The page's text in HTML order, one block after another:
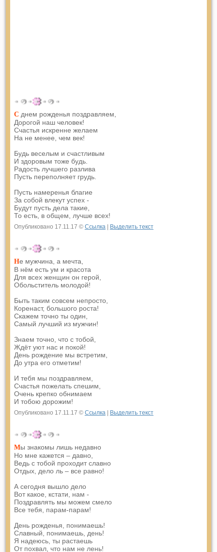
С днем рожденья поздравляем,
Дорогой наш человек!
Счастья искренне желаем
На не менее, чем век!
Будь веселым и счастливым
И здоровым тоже будь.
Радость лучшего разлива
Пусть переполняет грудь.
Пусть намеренья благие
За собой влекут успех -
Будут пусть дела такие,
То есть, в общем, лучше всех!
Опубликовано 17.11.17 © Ссылка| Выделить текст
Не мужчина, а мечта,
В нём есть ум и красота
Для всех женщин он герой,
Обольститель молодой!
Быть таким совсем непросто,
Коренаст, большого роста!
Скажем точно ты один,
Самый лучший из мужчин!
Знаем точно, что с тобой,
Ждёт уют нас и покой!
День рождение мы встретим,
До утра его отметим!
И тебя мы поздравляем,
Счастья пожелать спешим,
Очень крепко обнимаем
И тобою дорожим!
Опубликовано 17.11.17 © Ссылка| Выделить текст
Мы знакомы лишь недавно
Но мне кажется – давно,
Ведь с тобой проходит славно
Отдых, дело ль – все равно!
А сегодня вышло дело
Вот какое, кстати, нам -
Поздравлять мы можем смело
Все тебя, парам-парам!
День рожденья, понимаешь!
Славный, понимаешь, день!
Я надеюсь, ты растаешь
От похвал, что нам не лень!